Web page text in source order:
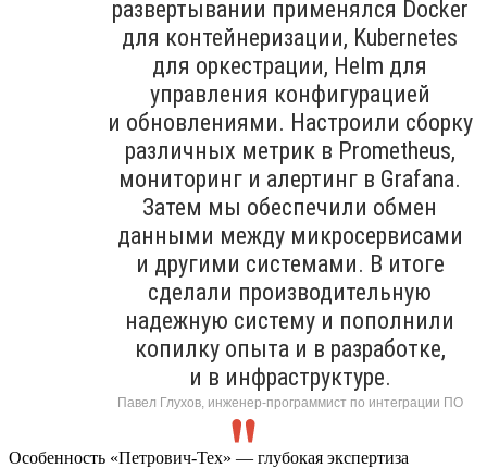
развертывании применялся Docker
для контейнеризации, Kubernetes
для оркестрации, Helm для
управления конфигурацией
и обновлениями. Настроили сборку
различных метрик в Prometheus,
мониторинг и алертинг в Grafana.
Затем мы обеспечили обмен
данными между микросервисами
и другими системами. В итоге
сделали производительную
надежную систему и пополнили
копилку опыта и в разработке,
и в инфраструктуре.
Павел Глухов, инженер-программист по интеграции ПО
Особенность «Петрович-Тех» — глубокая экспертиза